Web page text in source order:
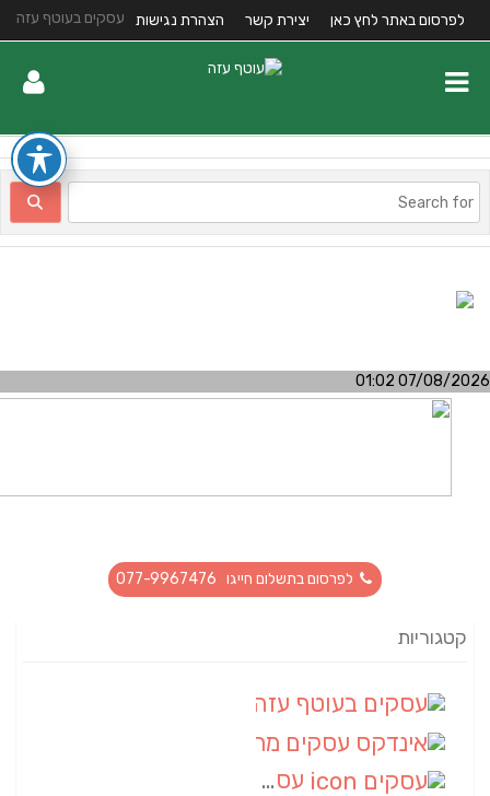
עסקים בעוטף עזה לפרסום באתר לחץ כאן יצירת קשר הצהרת נגישות
07/08/2026
לפרסום בתשלום חייגו 077-9967476
קטגוריות
עסקים